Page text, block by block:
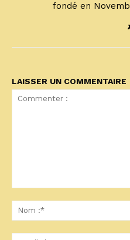
fondé en
LAISSER UN COMMENTAIRE